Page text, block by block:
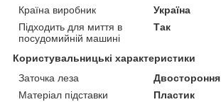
Країна виробник
Україна
Підходить для миття в
посудомийній машині
Так
Користувальницькі характеристики
Заточка леза
Двостороння
Матеріал підставки
Пластик